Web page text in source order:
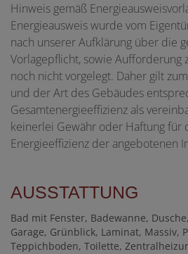
Hinweis gemäß
Energieausweis wurde vom
nach unserer Aufklärung über die
Vorlagepflicht, sowie Aufforderung
noch nicht vorgelegt. Daher gilt
und der Art des Gebäudes
Gesamtenergieeffizienz als
keinerlei Gewähr oder Haftung für
Energieeffizienz der angebotenen
AUSSTATTUNG
Bad mit Fenster Badewanne Dusche
Garage Grünblick Laminat Massiv
Teppichboden Toilette